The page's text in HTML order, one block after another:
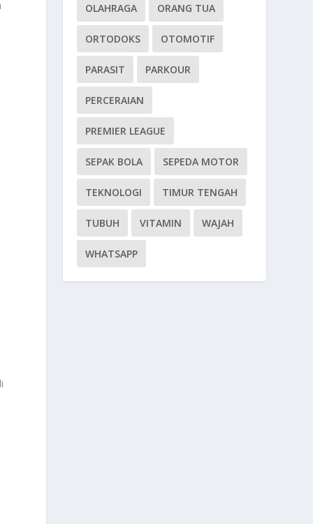
OLAHRAGA ORANG TUA
ORTODOKS OTOMOTIF
PARASIT PARKOUR
PERCERAIAN
PREMIER LEAGUE
SEPAK BOLA SEPEDA MOTOR
TEKNOLOGI TIMUR TENGAH
TUBUH VITAMIN WAJAH
WHATSAPP